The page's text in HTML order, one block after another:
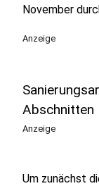
November
Anzeige
Abschnitten
Anzeige
Um zunächst